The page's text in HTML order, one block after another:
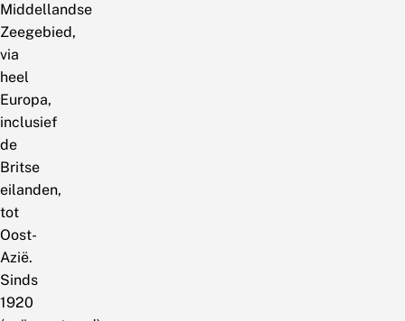
Middellandse
Zeegebied,
via
heel
Europa,
inclusief
de
Britse
eilanden,
tot
Oost-
Azië.
Sinds
1920